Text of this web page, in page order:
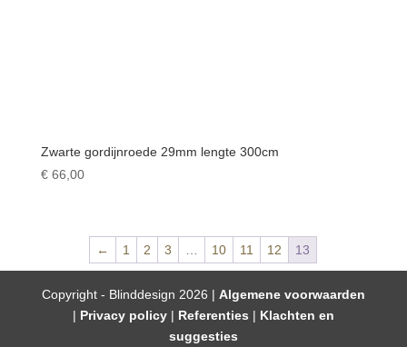
Zwarte gordijnroede 29mm lengte 300cm
€66,00
← 1 2 3 10 11 12 13
Copyright - Blinddesign 2026 | Algemene voorwaarden
| Privacy policy| Referenties | Klachten en
suggesties